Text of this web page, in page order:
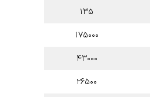
۱۳۵
۱۷۵۰۰۰
۴۳۰۰۰
۲۶۵۰۰